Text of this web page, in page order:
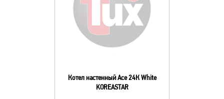
Котел настенный Асе 24К White
KOREASTAR